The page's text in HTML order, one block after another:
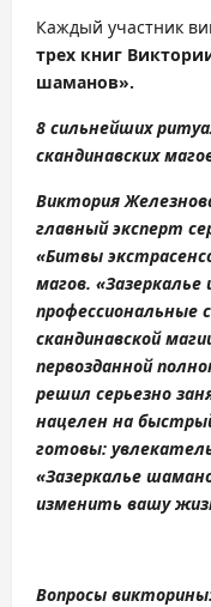
Каждый участник
трех книг
шаманов».
8 сильнейших
скандинавских
Виктория
главный эксперт
«Битвы
магов.
профессиональные
скандинавской
первозданной
решил серьезно
нацелен на
готовы:
«Зазеркалье
изменить вашу
Вопросы